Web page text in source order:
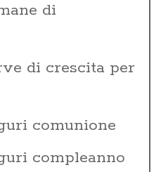
di
di crescita per
comunione
compleanno